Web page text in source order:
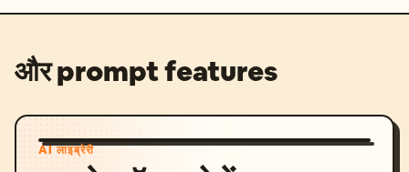
और prompt features
AI लाइब्रेरी